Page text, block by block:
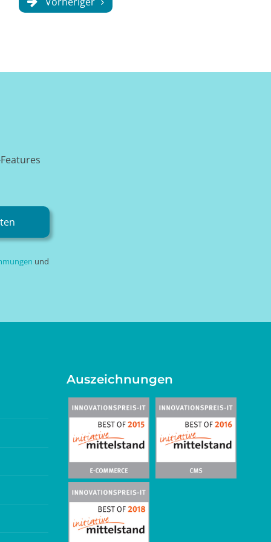
und
Auszeichnungen